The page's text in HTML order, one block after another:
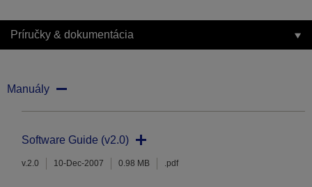
Príručky & dokumentácia
Manuály
Software Guide (v2.0)
v.2.0 10-Dec-2007 0.98 MB .pdf